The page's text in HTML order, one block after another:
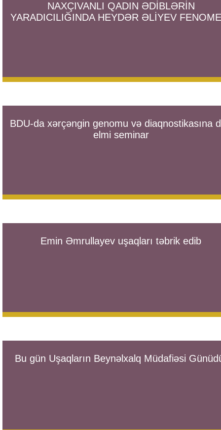
NAXÇIVANLI QADIN ƏDİBLƏRİN
YARADICILIĞINDA HEYDƏR ƏLİYEV
BDU-da xərçəngin genomu və diaqnostikasına
elmi seminar
Emin Əmrullayev uşaqları təbrik edib
Bu gün Uşaqların Beynəlxalq Müdafiəsi